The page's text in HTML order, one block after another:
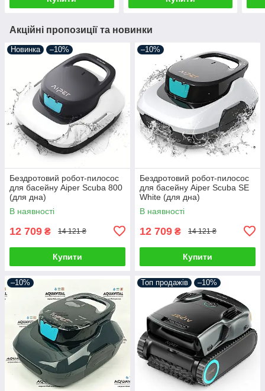
Акційні пропозиції та новинки
Новинка –10%
Бездротовий робот-пилосос
для басейну Aiper Scuba 800
(для дна)
В наявності
12 709 ₴ 14 121 ₴
Купити
–10%
Бездротовий робот-пилосос
для басейну Aiper Scuba SE
White (для дна)
В наявності
12 709 ₴ 14 121 ₴
Купити
–10% Топ продажів –10%